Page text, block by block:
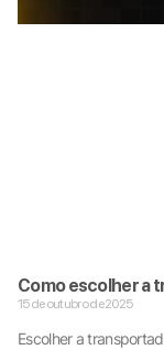
Como escolher a
15 de outubro de 2025
Escolher a